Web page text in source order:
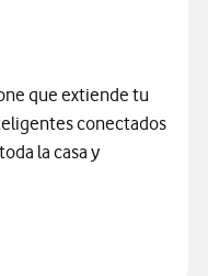
que extiende tu
conectados
la casa y